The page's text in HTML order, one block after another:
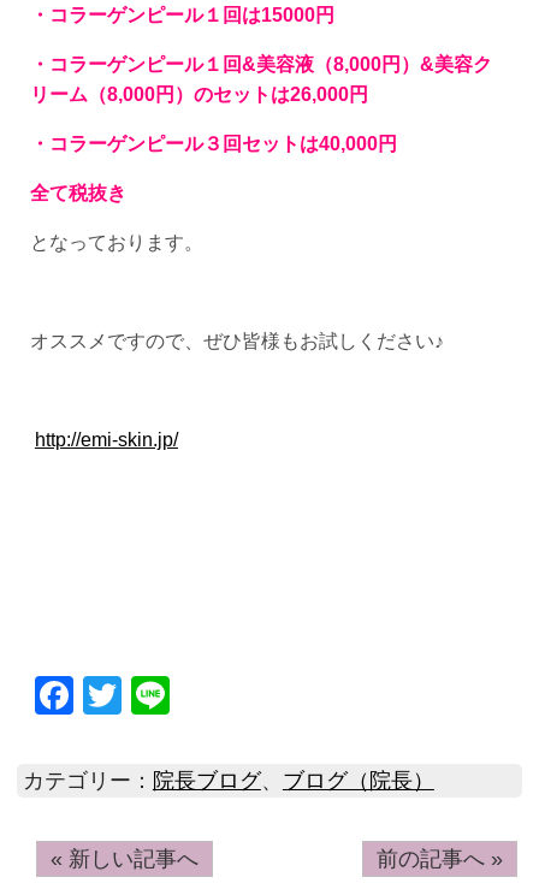
・コラーゲンピール１回は15000円
・コラーゲンピール１回&美容液（8,000円）&美容ク
リーム（8,000円）のセットは26,000円
・コラーゲンピール３回セットは40,000円
全て税抜き
となっております。
オススメですので、ぜひ皆様もお試しください♪
http://emi-skin.jp/
Facebook
Twitter
Line
カテゴリー： 院長ブログ、 ブログ（院長）
« 新しい記事へ 前の記事へ »